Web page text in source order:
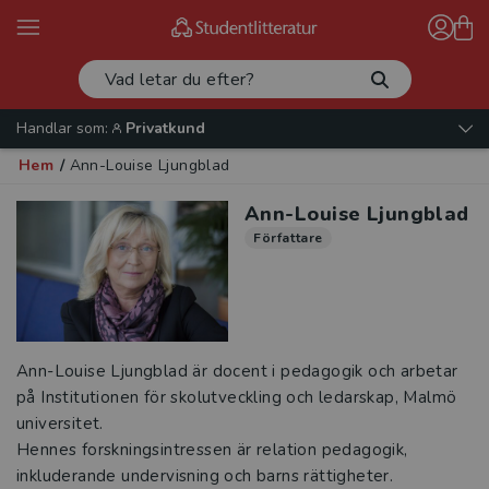
Handlar som:
Privatkund
Hem / Ann-Louise Ljungblad
Ann-Louise Ljungblad
Författare
Ann-Louise Ljungblad är docent i pedagogik och arbetar
på Institutionen för skolutveckling och ledarskap, Malmö
universitet.
Hennes forskningsintressen är relation pedagogik,
inkluderande undervisning och barns rättigheter.